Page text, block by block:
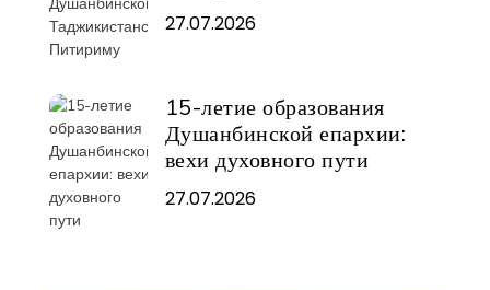
27.07.2026
15-летие образования
Душанбинской епархии:
вехи духовного пути
27.07.2026